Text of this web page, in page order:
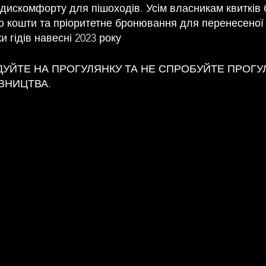
для пішоходів. Усім власникам квитків
кошти та пріоритетне бронювання для перенесеної
гідів навесні 2023 року
НА ПРОГУЛЯНКУ ТА НЕ СПРОБУЙТЕ